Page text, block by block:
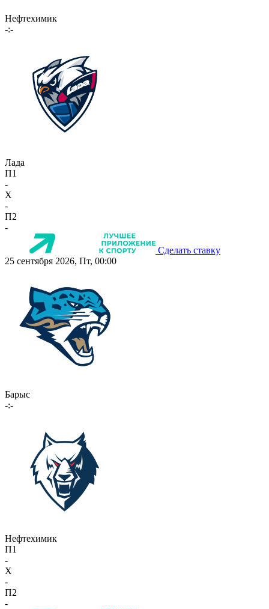
Нефтехимик
-:-
Лада
П1
-
X
-
П2
-
Сделать ставку
25 сентября 2026, Пт, 00:00
Барыс
-:-
Нефтехимик
П1
-
X
-
П2
-